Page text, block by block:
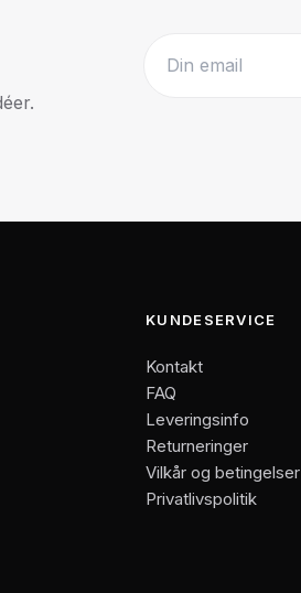
KUNDESERVICE
Kontakt
FAQ
Leveringsinfo
Returneringer
Vilkår og betingelser
Privatlivspolitik